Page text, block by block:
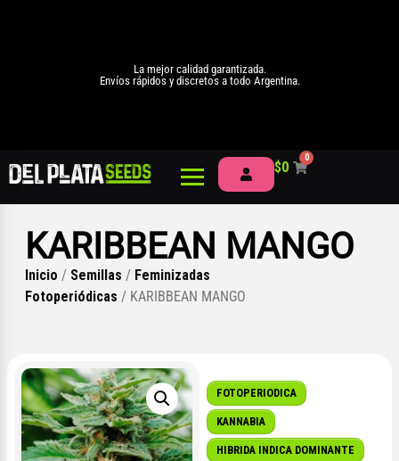
La mejor calidad garantizada.
Envíos rápidos y discretos a todo Argentina.
$0
0
KARIBBEAN MANGO
Inicio / Semillas / Feminizadas
Fotoperiódicas / KARIBBEAN MANGO
FOTOPERIODICA
KANNABIA
HIBRIDA INDICA DOMINANTE